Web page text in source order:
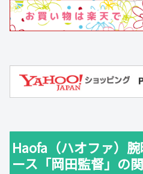
Haofa（ハオファ）
ース「岡田監督」の